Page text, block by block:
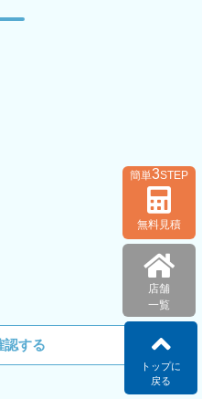
認する
簡単3STEP
無料見積
店舗
一覧
トップに
戻る